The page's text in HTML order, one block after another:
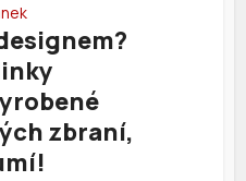
zbraní,